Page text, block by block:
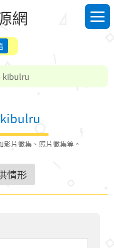
網
選單
kibulru
片徵集、照片徵集等。
情形